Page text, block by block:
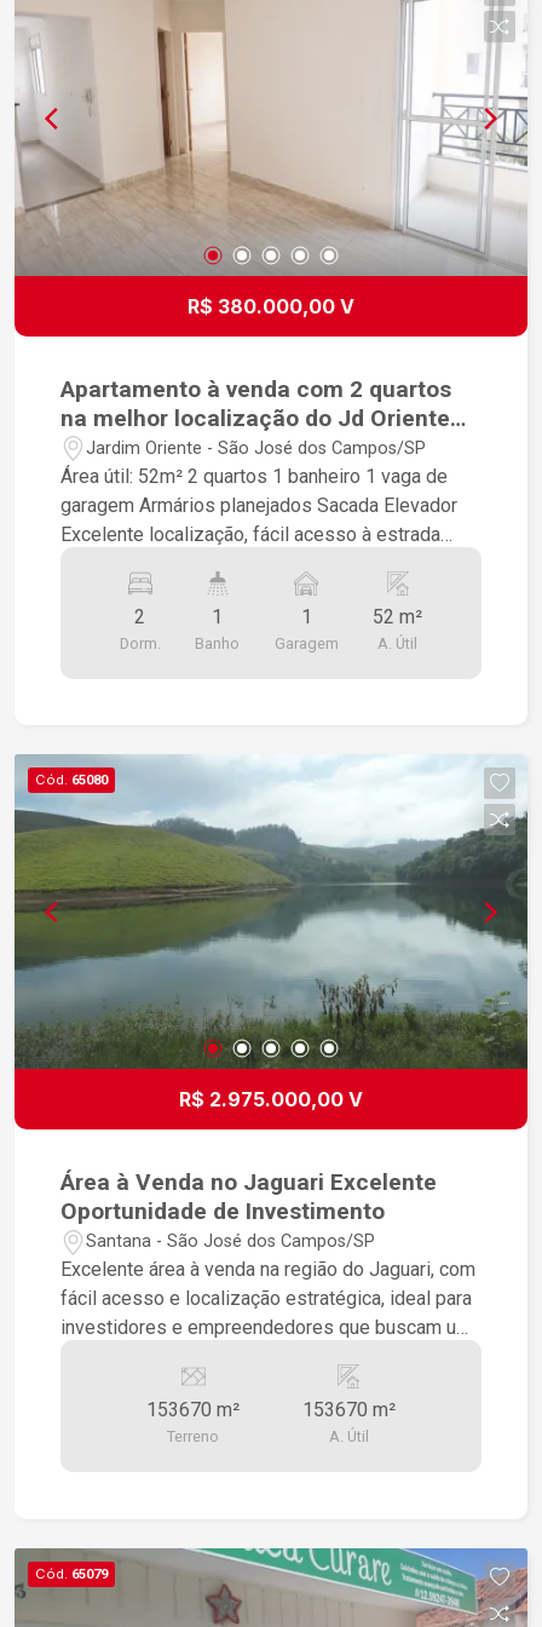
sumir rápido do mercado, ainda mais com valor
atrativo de oportunidade. Não perca tempo
comparando, este é o melhor custo-benefício da
região.
R$ 380.000,00 V
Apartamento à venda com 2 quartos
na melhor localização do Jd Oriente
próximo ao Shopping Oriente
Jardim Oriente - São José dos Campos/SP
Área útil: 52m² 2 quartos 1 banheiro 1 vaga de
garagem Armários planejados Sacada Elevador
Excelente localização, fácil acesso à estrada
supermercados, pouquíssimos metros do
Shopping Jardim Oriente.
2
Dorm.
1
Banho
1
Garagem
52 m²
A. Útil
Cód. 65080
R$ 2.975.000,00 V
Área à Venda no Jaguari Excelente
Oportunidade de Investimento
Santana - São José dos Campos/SP
Excelente área à venda na região do Jaguari, com
fácil acesso e localização estratégica, ideal para
investidores e empreendedores que buscam um
Total: 307.340 m² (30,73 hectares ou 12,7
alqueires paulistas) Valor do metro quadrado: R$
9,68 Valor de mercado: R$ 2.975.051,20
possibilidades de aproveitamento, sempre em
conformidade com a legislação ambiental. Área
de preservação (mata nativa): 153.670 m² (50%),
153670 m²
Terreno
153670 m²
A. Útil
Cód. 65079